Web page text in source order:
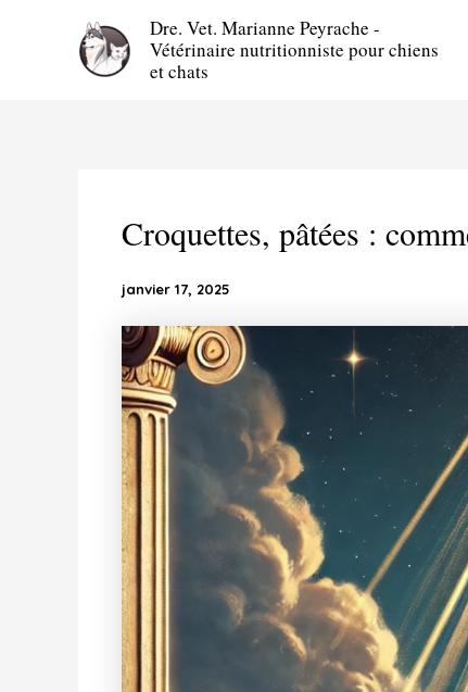
Dre. Vet. Marianne Peyrache -
Vétérinaire nutritionniste pour chiens
et chats
Croquettes, pâtées :
janvier 17, 2025